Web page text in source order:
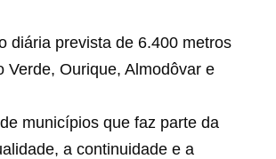
diária prevista de 6.400 metros
Ourique, Almodôvar e
municípios que faz parte da
a continuidade e a